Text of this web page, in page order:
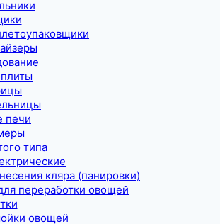
печи
типа
кляра (панировки)
переработки овощей
овощей